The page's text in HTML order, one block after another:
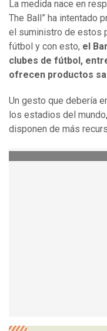
La medida nace en
The Ball” ha intentado
el suministro de estos
fútbol y con esto, el
clubes de fútbol,
ofrecen productos
Un gesto que debería
los estadios del
disponen de más